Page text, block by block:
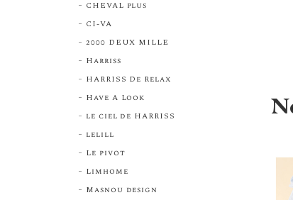
CHEVAL plus
CI-VA
2000 DEUX MILLE
Harriss
HARRISS De Relax
Have A Look
le ciel de HARRISS
lelill
Le pivot
Limhome
Masnou design